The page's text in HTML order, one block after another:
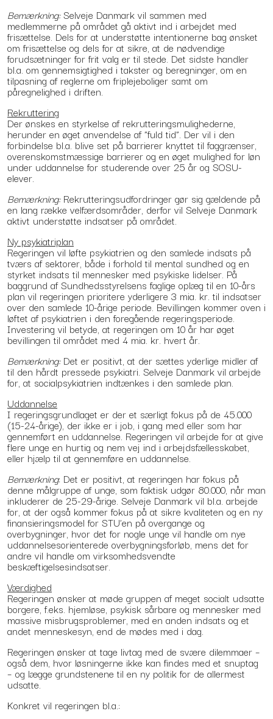
Bemærkning:Selveje Danmark vil sammen med
medlemmerne på området gå aktivt ind i arbejdet med
frisættelse. Dels for at understøtte intentionerne bag ønsket
om frisættelse og dels for at sikre, at de nødvendige
forudsætninger for frit valg er til stede. Det sidste handler
bl.a. om gennemsigtighed i takster og beregninger, om en
tilpasning af reglerne om friplejeboliger samt om
påregnelighed i driften.
Rekruttering
Der ønskes en styrkelse af rekrutteringsmulighederne,
herunder en øget anvendelse af ”fuld tid”. Der vil i den
forbindelse bl.a. blive set på barrierer knyttet til faggrænser,
overenskomstmæssige barrierer og en øget mulighed for løn
under uddannelse for studerende over 25 år og SOSU-
elever.
Bemærkning:Rekrutteringsudfordringer gør sig gældende på
en lang række velfærdsområder, derfor vil Selveje Danmark
aktivt understøtte indsatser på området.
Ny psykiatriplan
Regeringen vil løfte psykiatrien og den samlede indsats på
tværs af sektorer, både i forhold til mental sundhed og en
styrket indsats til mennesker med psykiske lidelser. På
baggrund af Sundhedsstyrelsens faglige oplæg til en 10-års
plan vil regeringen prioritere yderligere 3 mia. kr. til indsatser
over den samlede 10-årige periode. Bevillingen kommer oven i
løftet af psykiatrien i den foregående regeringsperiode.
Investering vil betyde, at regeringen om 10 år har øget
bevillingen til området med 4 mia. kr. hvert år.
Bemærkning: Det er positivt, at der sættes yderlige midler af
til den hårdt pressede psykiatri. Selveje Danmark vil arbejde
for, at socialpsykiatrien indtænkes i den samlede plan.
Uddannelse
I regeringsgrundlaget er der et særligt fokus på de 45.000
(15-24-årige), der ikke er i job, i gang med eller som har
gennemført en uddannelse. Regeringen vil arbejde for at give
flere unge en hurtig og nem vej ind i arbejdsfællesskabet,
eller hjælp til at gennemføre en uddannelse.
Bemærkning: Det er positivt, at regeringen har fokus på
denne målgruppe af unge, som faktisk udgør 80.000, når man
inkluderer de 25-29-årige. Selveje Danmark vil bl.a. arbejde
for, at der også kommer fokus på at sikre kvaliteten og en ny
finansieringsmodel for STU’en på overgange og
overbygninger, hvor det for nogle unge vil handle om nye
uddannelsesorienterede overbygningsforløb, mens det for
andre vil handle om virksomhedsvendte
beskæftigelsesindsatser.
Værdighed
Regeringen ønsker at møde gruppen af meget socialt udsatte
borgere, f.eks. hjemløse, psykisk sårbare og mennesker med
massive misbrugsproblemer, med en anden indsats og et
andet menneskesyn, end de mødes med i dag.
Regeringen ønsker at tage livtag med de svære dilemmaer –
også dem, hvor løsningerne ikke kan findes med et snuptag
– og lægge grundstenene til en ny politik for de allermest
udsatte.
Konkret vil regeringen bl.a.: